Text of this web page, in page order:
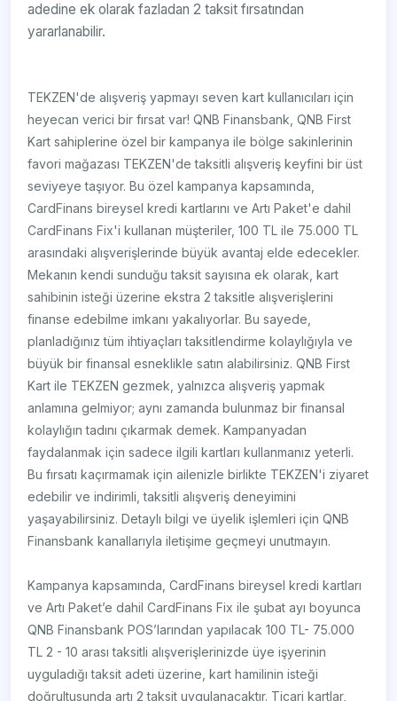
adedine ek olarak fazladan 2 taksit fırsatından
yararlanabilir.
TEKZEN'de alışveriş yapmayı seven kart kullanıcıları için
heyecan verici bir fırsat var! QNB Finansbank, QNB First
Kart sahiplerine özel bir kampanya ile bölge sakinlerinin
favori mağazası TEKZEN'de taksitli alışveriş keyfini bir üst
seviyeye taşıyor. Bu özel kampanya kapsamında,
CardFinans bireysel kredi kartlarını ve Artı Paket'e dahil
CardFinans Fix'i kullanan müşteriler, 100 TL ile 75.000 TL
arasındaki alışverişlerinde büyük avantaj elde edecekler.
Mekanın kendi sunduğu taksit sayısına ek olarak, kart
sahibinin isteği üzerine ekstra 2 taksitle alışverişlerini
finanse edebilme imkanı yakalıyorlar. Bu sayede,
planladığınız tüm ihtiyaçları taksitlendirme kolaylığıyla ve
büyük bir finansal esneklikle satın alabilirsiniz. QNB First
Kart ile TEKZEN gezmek, yalnızca alışveriş yapmak
anlamına gelmiyor; aynı zamanda bulunmaz bir finansal
kolaylığın tadını çıkarmak demek. Kampanyadan
faydalanmak için sadece ilgili kartları kullanmanız yeterli.
Bu fırsatı kaçırmamak için ailenizle birlikte TEKZEN'i ziyaret
edebilir ve indirimli, taksitli alışveriş deneyimini
yaşayabilirsiniz. Detaylı bilgi ve üyelik işlemleri için QNB
Finansbank kanallarıyla iletişime geçmeyi unutmayın.
Kampanya kapsamında, CardFinans bireysel kredi kartları
ve Artı Paket’e dahil CardFinans Fix ile şubat ayı boyunca
QNB Finansbank POS’larından yapılacak 100 TL- 75.000
TL 2 - 10 arası taksitli alışverişlerinizde üye işyerinin
uyguladığı taksit adeti üzerine, kart hamilinin isteği
doğrultusunda artı 2 taksit uygulanacaktır. Ticari kartlar,